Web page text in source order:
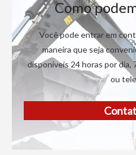
Como
Você pode entrar em
maneira que seja
disponíveis 24 horas por dia,
ou